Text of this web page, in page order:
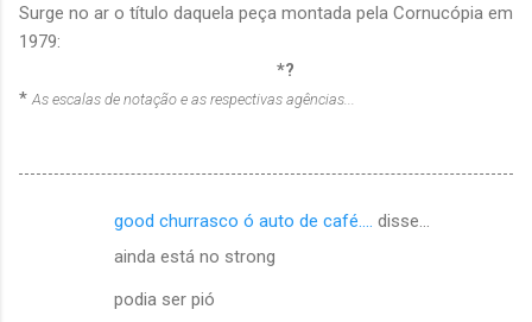
Surge no ar o título daquela peça montada pela Cornucópia em
1979:
*?
* As escalas de notação e as respectivas agências...
good churrasco ó auto de café....
disse…
ainda está no strong
podia ser pió